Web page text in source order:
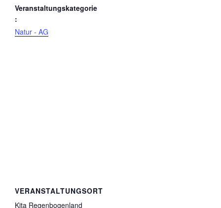
Veranstaltungskategorie
:
Natur - AG
VERANSTALTUNGSORT
Kita Regenbogenland